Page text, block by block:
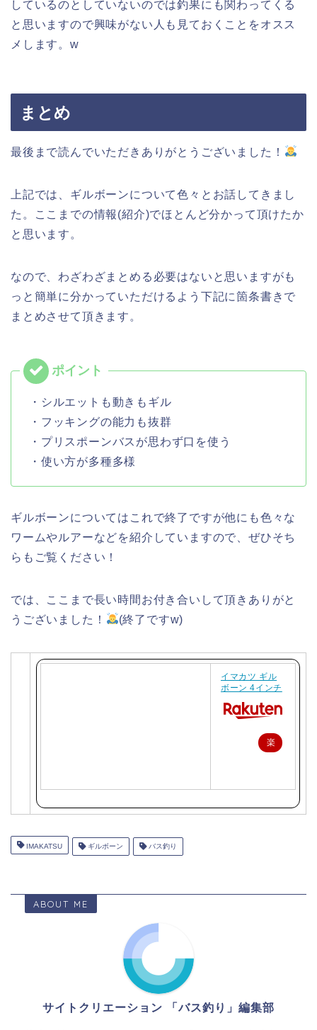
しているのとしていないのでは釣果にも関わってくる
と思いますので興味がない人も見ておくことをオスス
メします。w
まとめ
最後まで読んでいただきありがとうございました！
上記では、ギルボーンについて色々とお話してきまし
た。ここまでの情報(紹介)でほとんど分かって頂けたか
と思います。
なので、わざわざまとめる必要はないと思いますがも
っと簡単に分かっていただけるよう下記に箇条書きで
まとめさせて頂きます。
・シルエットも動きもギル
・フッキングの能力も抜群
・プリスポーンバスが思わず口を使う
・使い方が多種多様
ギルボーンについてはこれで終了ですが他にも色々な
ワームやルアーなどを紹介していますので、ぜひそち
らもご覧ください！
では、ここまで長い時間お付き合いして頂きありがと
うございました！
(終了ですw)
イマカツ ギル
ボーン 4インチ
楽
IMAKATSU ギルボーン バス釣り
ABOUT ME
サイトクリエーション 「バス釣り」編集部